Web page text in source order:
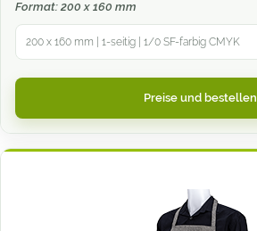
Format: 200 x 160 mm
200 x 160 mm | 1-seitig | 1/0 SF-farbig CMYK
Preise und bestellen